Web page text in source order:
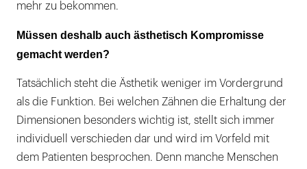
mehr zu bekommen.
Müssen deshalb auch ästhetisch Kompromisse
gemacht werden?
Tatsächlich steht die Ästhetik weniger im Vordergrund
als die Funktion. Bei welchen Zähnen die Erhaltung der
Dimensionen besonders wichtig ist, stellt sich immer
individuell verschieden dar und wird im Vorfeld mit
dem Patienten besprochen. Denn manche Menschen